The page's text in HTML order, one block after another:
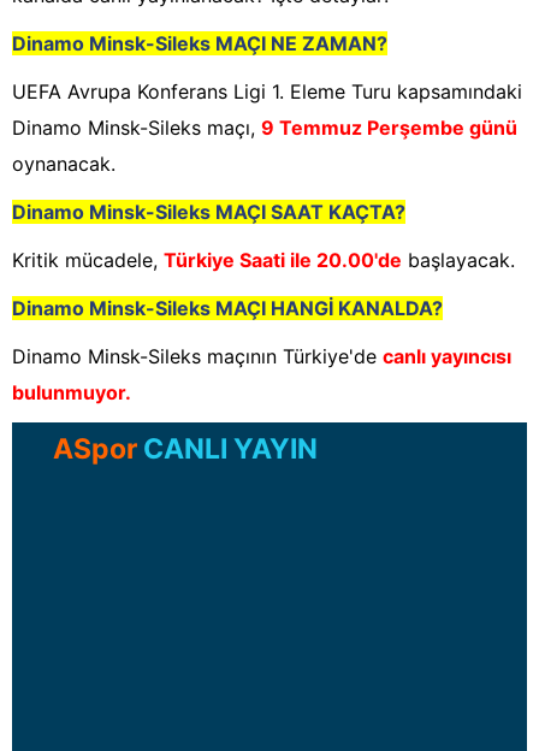
Dinamo Minsk-Sileks MAÇI NE ZAMAN?
UEFA Avrupa Konferans Ligi 1. Eleme Turu kapsamındaki
Dinamo Minsk-Sileks maçı, 9 Temmuz Perşembe günü
oynanacak.
Dinamo Minsk-Sileks MAÇI SAAT KAÇTA?
Kritik mücadele, Türkiye Saati ile 20.00'de başlayacak.
Dinamo Minsk-Sileks MAÇI HANGİ KANALDA?
Dinamo Minsk-Sileks maçının Türkiye'de canlı yayıncısı
bulunmuyor.
ASpor CANLI YAYIN